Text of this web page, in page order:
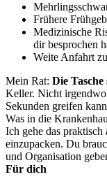
Frühere
Medizinische
dir besprochen
Weite Anfahrt
Mein Rat: Die
Keller. Nicht
Sekunden greifen
Was in die
Ich gehe das
einzupacken. Du
und Organisation
Für dich